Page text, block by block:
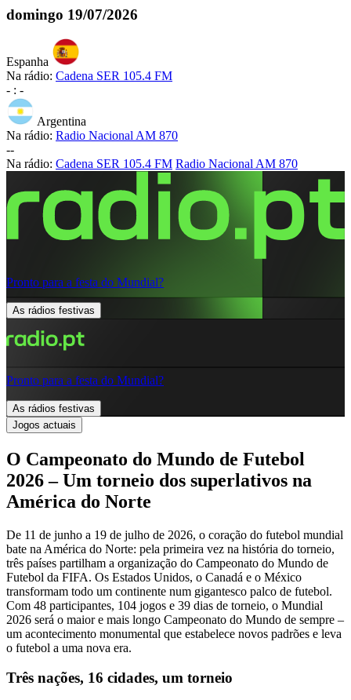
domingo 19/07/2026
Espanha
Na rádio: Cadena SER 105.4 FM
- : -
Argentina
Na rádio: Radio Nacional AM 870
--
Na rádio: Cadena SER 105.4 FM Radio Nacional AM 870
Pronto para a festa do Mundial?
As rádios festivas
Pronto para a festa do Mundial?
As rádios festivas
Jogos actuais
O Campeonato do Mundo de Futebol
2026 – Um torneio dos superlativos na
América do Norte
De 11 de junho a 19 de julho de 2026, o coração do futebol mundial
bate na América do Norte: pela primeira vez na história do torneio,
três países partilham a organização do Campeonato do Mundo de
Futebol da FIFA. Os Estados Unidos, o Canadá e o México
transformam todo um continente num gigantesco palco de futebol.
Com 48 participantes, 104 jogos e 39 dias de torneio, o Mundial
2026 será o maior e mais longo Campeonato do Mundo de sempre –
um acontecimento monumental que estabelece novos padrões e leva
o futebol a uma nova era.
Três nações, 16 cidades, um torneio